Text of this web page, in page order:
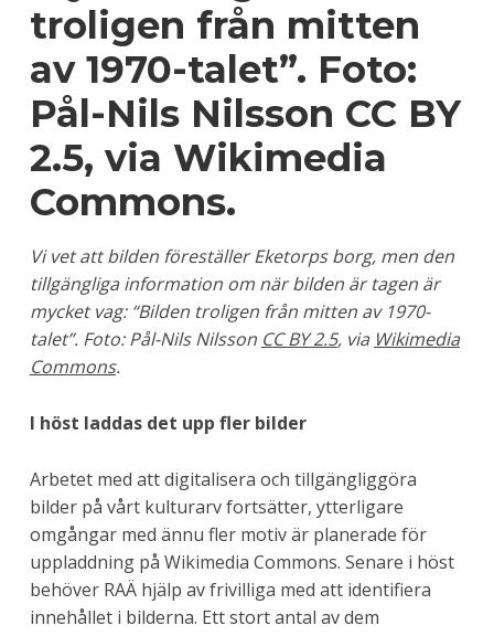
Vi vet att bilden föreställer Eketorps borg, men den
tillgängliga information om när bilden är tagen är
mycket vag: “Bilden troligen från mitten av 1970-
talet”. Foto: Pål-Nils Nilsson CC BY 2.5, via Wikimedia
Commons.
I höst laddas det upp fler bilder
Arbetet med att digitalisera och tillgängliggöra
bilder på vårt kulturarv fortsätter, ytterligare
omgångar med ännu fler motiv är planerade för
uppladdning på Wikimedia Commons. Senare i höst
behöver RAÄ hjälp av frivilliga med att identifiera
innehållet i bilderna. Ett stort antal av dem